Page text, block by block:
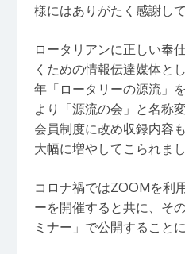
様にはありがたく感謝して
ロータリアンに正しい奉
くための情報伝達媒体と
年「ロータリーの源流」
より「源流の会」と名称
会員制度に改め収録内容
大幅に増やしてこられまし
コロナ禍ではZOOMを利
ーを開催すると共に、そ
ミナー」で公開すること